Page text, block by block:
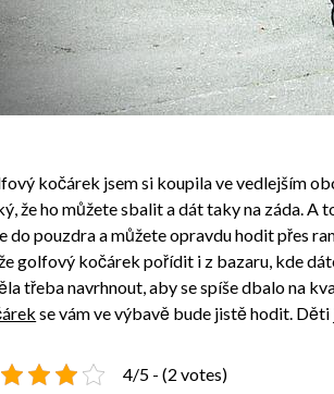
kočárek jsem si koupila ve vedlejším
že ho můžete sbalit a dát taky na záda.
do pouzdra a můžete opravdu hodit přes
golfový kočárek pořídit i z bazaru, kde
třeba navrhnout, aby se spíše dbalo na
se vám ve výbavě bude jistě hodit.
4/5 - (2 votes)